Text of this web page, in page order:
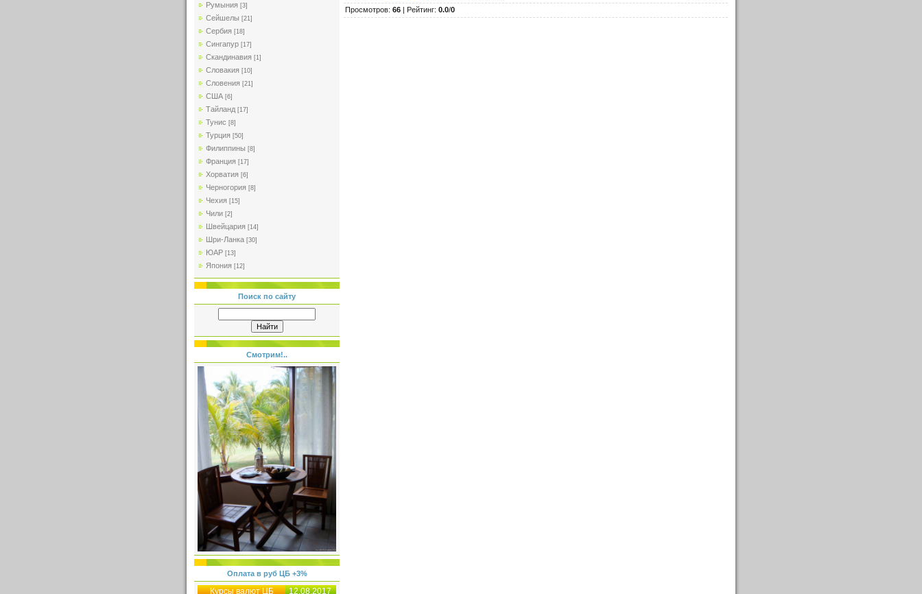
Румыния [3]
Сейшелы [21]
Сербия [18]
Сингапур [17]
Скандинавия [1]
Словакия [10]
Словения [21]
США [6]
Тайланд [17]
Тунис [8]
Турция [50]
Филиппины [8]
Франция [17]
Хорватия [6]
Черногория [8]
Чехия [15]
Чили [2]
Швейцария [14]
Шри-Ланка [30]
ЮАР [13]
Япония [12]
Поиск по сайту
Смотрим!..
Оплата в руб ЦБ +3%
Курсы валют ЦБ 12.08.2017
Просмотров: 66 | Рейтинг: 0.0/0